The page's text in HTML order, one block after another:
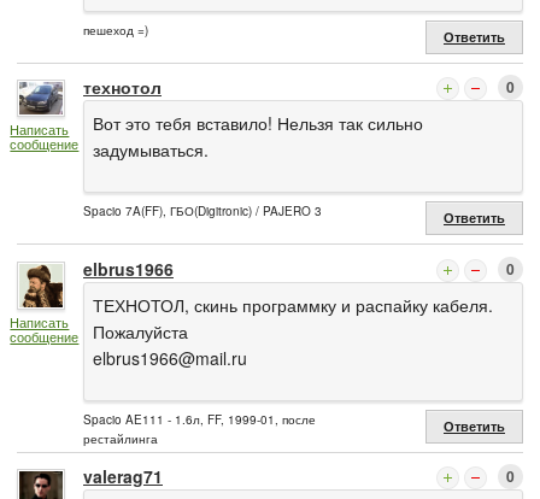
пешеход =) Ответить
Написать
сообщение
технотол 0
Вот это тебя вставило! Нельзя так сильно
задумываться.
Spacio 7A(FF), ГБО(Digitronic) / PAJERO 3 Ответить
Написать
сообщение
elbrus1966 0
ТЕХНОТОЛ, скинь программку и распайку кабеля.
Пожалуйста
elbrus1966@mail.ru
Spacio AE111 - 1.6л, FF, 1999-01, после
рестайлинга
Ответить
valerag71 0